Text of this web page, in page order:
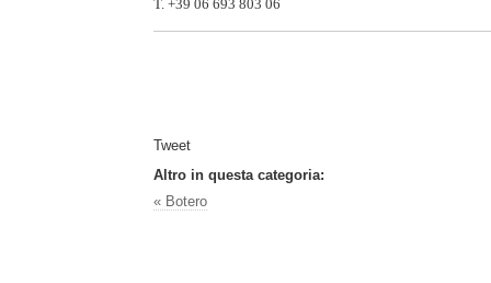
T. +39 06 693 803 06
Tweet
Altro in questa categoria:
« Botero